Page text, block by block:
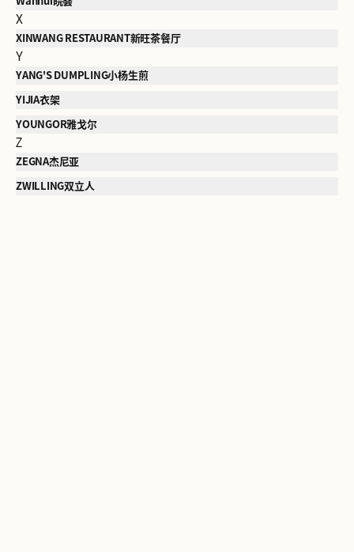
X
XINWANG RESTAURANT新旺茶餐厅
Y
YANG'S DUMPLING小杨生煎
YIJIA衣架
YOUNGOR雅戈尔
Z
ZEGNA杰尼亚
ZWILLING双立人